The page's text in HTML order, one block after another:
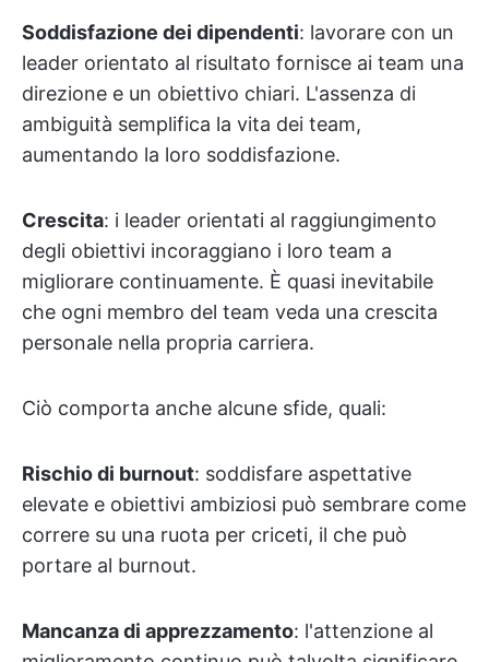
Soddisfazione dei dipendenti: lavorare con un
leader orientato al risultato fornisce ai team una
direzione e un obiettivo chiari. L'assenza di
ambiguità semplifica la vita dei team,
aumentando la loro soddisfazione.
Crescita: i leader orientati al raggiungimento
degli obiettivi incoraggiano i loro team a
migliorare continuamente. È quasi inevitabile
che ogni membro del team veda una crescita
personale nella propria carriera.
Ciò comporta anche alcune sfide, quali:
Rischio di burnout: soddisfare aspettative
elevate e obiettivi ambiziosi può sembrare come
correre su una ruota per criceti, il che può
portare al burnout.
Mancanza di apprezzamento: l'attenzione al